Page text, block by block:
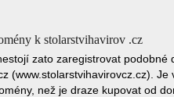
k stolarstvihavirov .cz
zato zaregistrovat podobné
(www.stolarstvihavirovcz.cz).
než je draze kupovat od